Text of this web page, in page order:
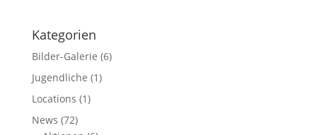
Kategorien
Bilder-Galerie (6)
Jugendliche (1)
Locations (1)
News (72)